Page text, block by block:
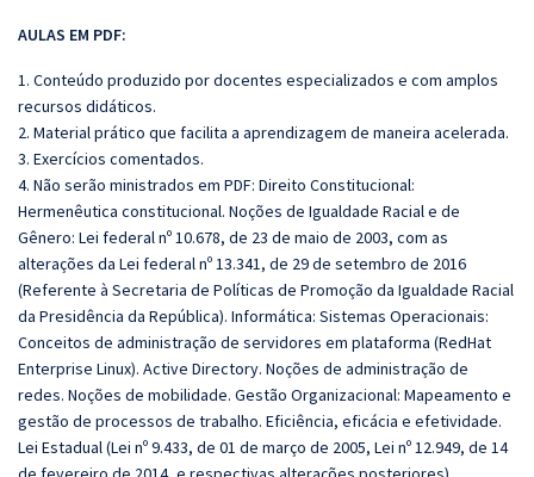
AULAS EM PDF:
1. Conteúdo produzido por docentes especializados e com amplos
recursos didáticos.
2. Material prático que facilita a aprendizagem de maneira acelerada.
3. Exercícios comentados.
4. Não serão ministrados em PDF: Direito Constitucional:
Hermenêutica constitucional. Noções de Igualdade Racial e de
Gênero: Lei federal nº 10.678, de 23 de maio de 2003, com as
alterações da Lei federal nº 13.341, de 29 de setembro de 2016
(Referente à Secretaria de Políticas de Promoção da Igualdade Racial
da Presidência da República). Informática: Sistemas Operacionais:
Conceitos de administração de servidores em plataforma (RedHat
Enterprise Linux). Active Directory. Noções de administração de
redes. Noções de mobilidade. Gestão Organizacional: Mapeamento e
gestão de processos de trabalho. Eficiência, eficácia e efetividade.
Lei Estadual (Lei nº 9.433, de 01 de março de 2005, Lei nº 12.949, de 14